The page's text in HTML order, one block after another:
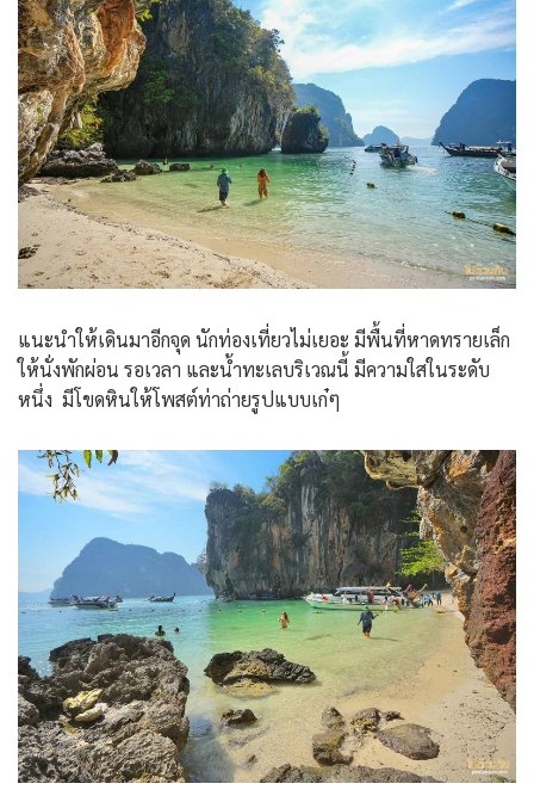
แนะนำให้เดินมาอีกจุด นักท่องเที่ยวไม่เยอะ มีพื้นที่หาดทรายเล็ก
ให้นั่งพักผ่อน รอเวลา และน้ำทะเลบริเวณนี้ มีความใสในระดับ
หนึ่ง มีโขดหินให้โพสต์ท่าถ่ายรูปแบบเก๋ๆ